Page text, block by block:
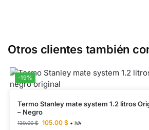
Otros clientes también
-19%
Termo Stanley mate system 1.2 litros
– Negro
130.00$ 105.00 $ + IVA